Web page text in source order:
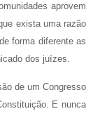
aprovem
exista uma razão
forma diferente as
dos juízes.
de um Congresso
E nunca